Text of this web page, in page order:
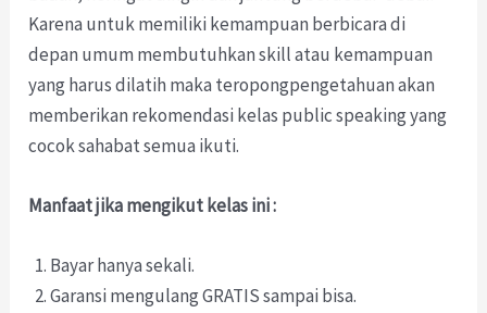
Karena untuk memiliki kemampuan berbicara di
depan umum membutuhkan skill atau kemampuan
yang harus dilatih maka teropongpengetahuan akan
memberikan rekomendasi kelas public speaking yang
cocok sahabat semua ikuti.
Manfaat jika mengikut kelas ini :
Bayar hanya sekali.
Garansi mengulang GRATIS sampai bisa.